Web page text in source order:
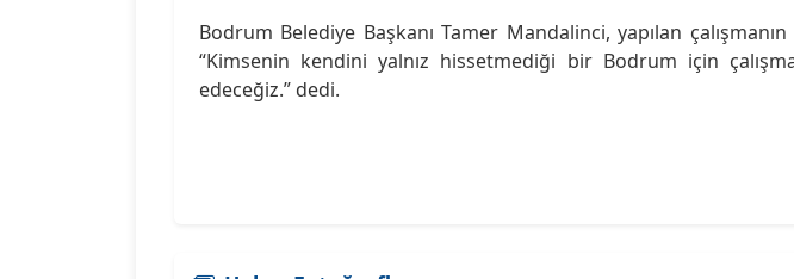
Bodrum Belediye Başkanı Tamer Mandalinci, yapılan
“Kimsenin kendini yalnız hissetmediği bir Bodrum için
edeceğiz.” dedi.